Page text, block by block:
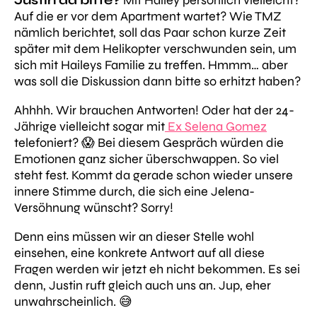
Auf die er vor dem Apartment wartet? Wie TMZ
nämlich berichtet, soll das Paar schon kurze Zeit
später mit dem Helikopter verschwunden sein, um
sich mit Haileys Familie zu treffen. Hmmm… aber
was soll die Diskussion dann bitte so erhitzt haben?
Ahhhh. Wir brauchen Antworten! Oder hat der 24-
Jährige vielleicht sogar mit Ex Selena Gomez
telefoniert? 😱 Bei diesem Gespräch würden die
Emotionen ganz sicher überschwappen. So viel
steht fest. Kommt da gerade schon wieder unsere
innere Stimme durch, die sich eine Jelena-
Versöhnung wünscht? Sorry!
Denn eins müssen wir an dieser Stelle wohl
einsehen, eine konkrete Antwort auf all diese
Fragen werden wir jetzt eh nicht bekommen. Es sei
denn, Justin ruft gleich auch uns an. Jup, eher
unwahrscheinlich. 😅